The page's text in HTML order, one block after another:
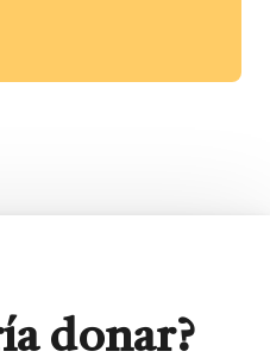
donar?